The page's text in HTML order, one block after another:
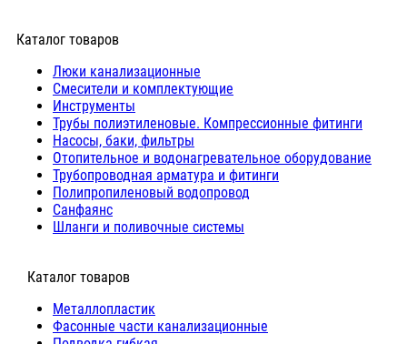
Каталог товаров
Люки канализационные
Cмесители и комплектующие
Инструменты
Трубы полиэтиленовые. Компрессионные фитинги
Насосы, баки, фильтры
Отопительное и водонагревательное оборудование
Трубопроводная арматура и фитинги
Полипропиленовый водопровод
Санфаянс
Шланги и поливочные системы
⠀Каталог товаров
Металлопластик
Фасонные части канализационные